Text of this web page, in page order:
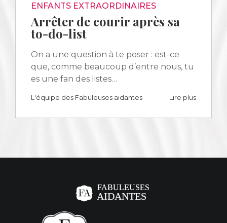
ENFANTS EXTRAORDINAIRES
Arrêter de courir après sa
to-do-list
On a une question à te poser : est-ce
que, comme beaucoup d’entre nous, tu
es une fan des listes…
L'équipe des Fabuleuses aidantes Lire plus